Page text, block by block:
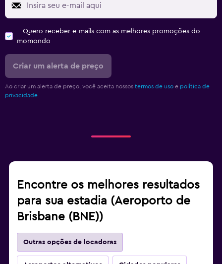
Quero receber e-mails com as melhores promoções do
momondo
Criar um alerta de preço
Ao criar um alerta de preço, você aceita nossos termos de uso e política de
privacidade.
Encontre os melhores resultados
para sua estadia (Aeroporto de
Brisbane (BNE))
Outras opções de locadoras